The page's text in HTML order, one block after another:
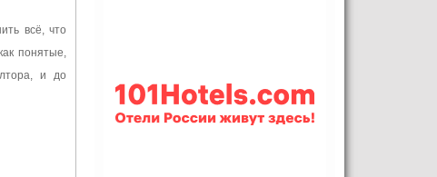
всё, что
понятые,
и до